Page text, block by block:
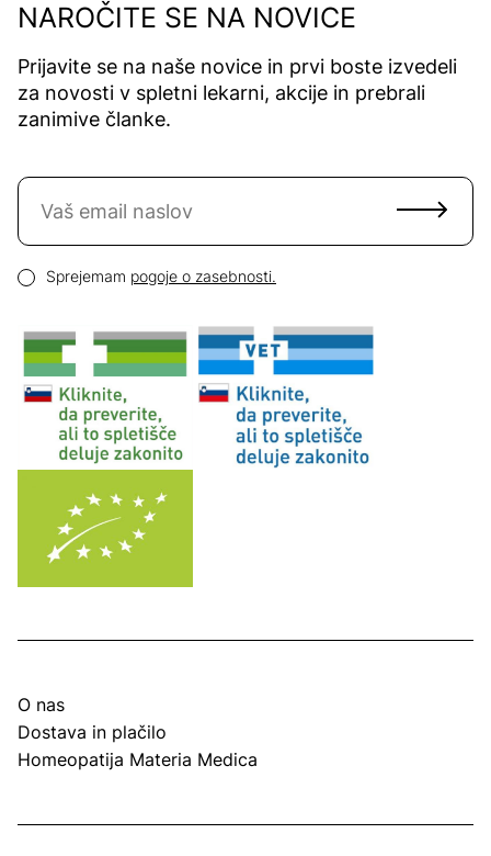
NAROČITE SE NA NOVICE
Prijavite se na naše novice in prvi boste izvedeli
za novosti v spletni lekarni, akcije in prebrali
zanimive članke.
Naročite se na novice
Pogoji zasebnosti
Sprejemam pogoje o zasebnosti.
O nas
Dostava in plačilo
Homeopatija Materia Medica